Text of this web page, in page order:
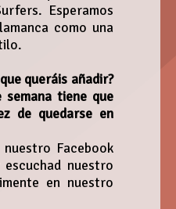
Esperamos
como una
queráis añadir?
tiene que
de quedarse en
Facebook
nuestro
en nuestro